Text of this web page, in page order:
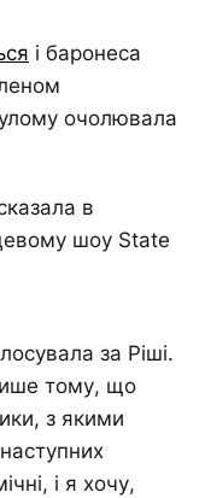
і баронеса
очолювала
в
шоу State
за Ріші.
тому, що
з якими
і я хочу,